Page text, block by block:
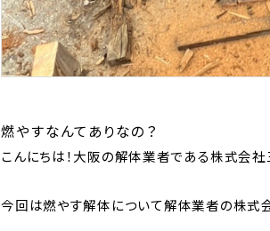
燃やすなんてありなの？
こんにちは！大阪の解体業者である株式会
今回は燃やす解体について解体業者の株式